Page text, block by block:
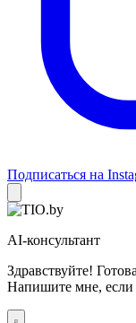
Подписаться на
AI-консультант
Здравствуйте!
Напишите мне, если